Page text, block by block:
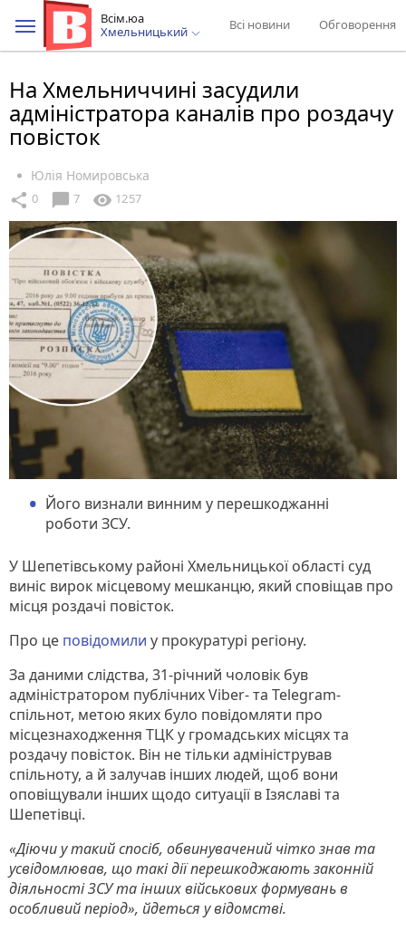
Всім.юа
Хмельницький
Всі новини Обговорення
На Хмельниччині засудили
адміністратора каналів про роздачу
повісток
Юлія Номировська
share 0 chat_bubble 7 visibility 1257
Його визнали винним у перешкоджанні
роботи ЗСУ.
У Шепетівському районі Хмельницької області суд
виніс вирок місцевому мешканцю, який сповіщав про
місця роздачі повісток.
Про це повідомили у прокуратурі регіону.
За даними слідства, 31-річний чоловік був
адміністратором публічних Viber- та Telegram-
спільнот, метою яких було повідомляти про
місцезнаходження ТЦК у громадських місцях та
роздачу повісток. Він не тільки адміністрував
спільноту, а й залучав інших людей, щоб вони
оповіщували інших щодо ситуації в Ізяславі та
Шепетівці.
«Діючи у такий спосіб, обвинувачений чітко знав та
усвідомлював, що такі дії перешкоджають законній
діяльності ЗСУ та інших військових формувань в
особливий період», йдеться у відомстві.